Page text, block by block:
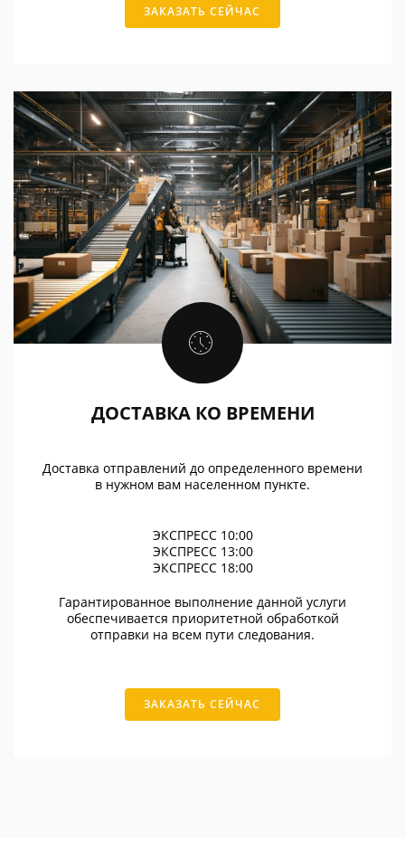
ЗАКАЗАТЬ СЕЙЧАС
ДОСТАВКА КО ВРЕМЕНИ
Доставка отправлений до определенного времени
в нужном вам населенном пункте.
ЭКСПРЕСС 10:00
ЭКСПРЕСС 13:00
ЭКСПРЕСС 18:00
Гарантированное выполнение данной услуги
обеспечивается приоритетной обработкой
отправки на всем пути следования.
ЗАКАЗАТЬ СЕЙЧАС